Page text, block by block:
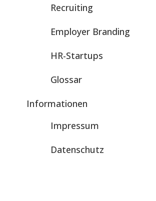
Recruiting
Employer Branding
HR-Startups
Glossar
Informationen
Impressum
Datenschutz